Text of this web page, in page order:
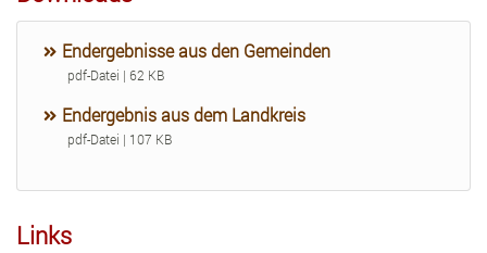
Endergebnisse aus den Gemeinden
pdf-Datei | 62 KB
Endergebnis aus dem Landkreis
pdf-Datei | 107 KB
Links